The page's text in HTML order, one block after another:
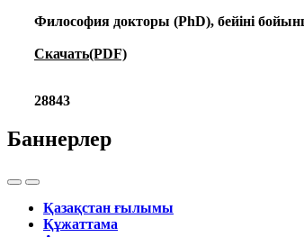
Философия докторы (PhD), бейіні
Скачать(PDF)
28843
Баннерлер
Қазақстан ғылымы
Құжаттама